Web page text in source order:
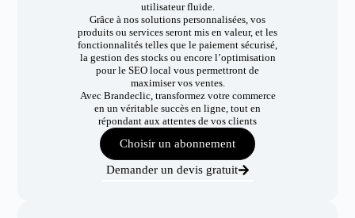
utilisateur fluide.
Grâce à nos solutions personnalisées, vos
produits ou services seront mis en valeur, et les
fonctionnalités telles que le paiement sécurisé,
la gestion des stocks ou encore l’optimisation
pour le SEO local vous permettront de
maximiser vos ventes.
Avec Brandeclic, transformez votre commerce
en un véritable succès en ligne, tout en
répondant aux attentes de vos clients
Choisir un abonnement
Demander un devis gratuit